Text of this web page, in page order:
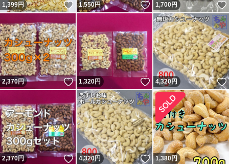
1,399円 いいね！
1,550円 いいね！
1,700円
2,370円 いいね！
1,320円 いいね！
4,320円
2,370円 いいね！
4,320円 いいね！
1,380円